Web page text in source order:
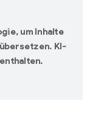
um Inhalte
KI-